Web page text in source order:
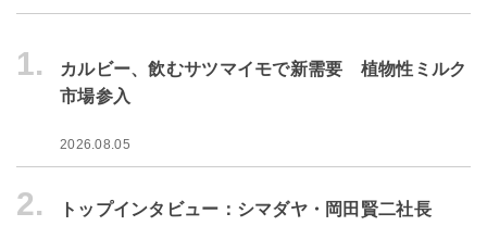
1.
カルビー、飲むサツマイモで新需要 植物性ミルク
市場参入
2026.08.05
2. トップインタビュー：シマダヤ・岡田賢二社長